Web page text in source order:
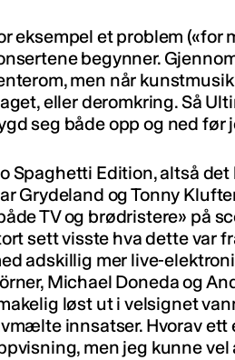
eksempel et problem («for
begynner.
men når
eller deromkring. Så
seg både opp og ned før
Spaghetti Edition, altså
Grydeland og Tonny
TV og brødristere» på
sett visste hva dette var
adskillig mer live-
Michael Doneda og
løst ut i velsignet
innsatser. Hvorav ett
men jeg kunne